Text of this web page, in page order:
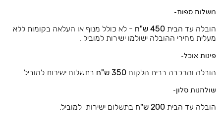
משלוח ספות-
הובלה עד הבית 450 ש"ח
- לא כולל מנוף או העלאה בקומות ללא
מעלית מחירי ההובלה ישולמו ישירות למוביל .
פינות אוכל-
הובלה והרכבה בבית הלקוח 350 ש"ח בתשלום ישירות למוביל
שולחנות סלון-
הובלה עד הבית 200 ש"ח בתשלום ישירות למוביל.